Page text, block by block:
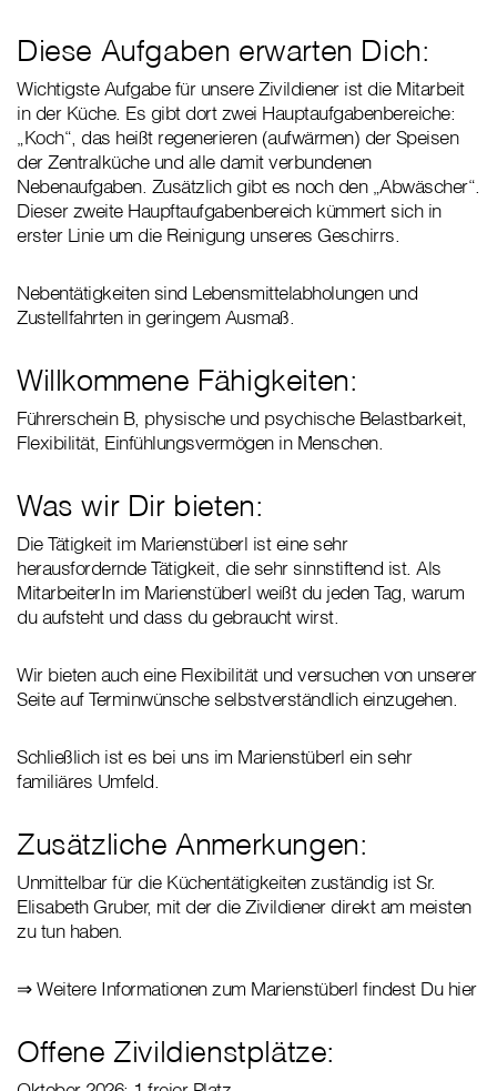
Diese Aufgaben erwarten Dich:
Wichtigste Aufgabe für unsere Zivildiener ist die Mitarbeit
in der Küche. Es gibt dort zwei Hauptaufgabenbereiche:
„Koch“, das heißt regenerieren (aufwärmen) der Speisen
der Zentralküche und alle damit verbundenen
Nebenaufgaben. Zusätzlich gibt es noch den „Abwäscher“.
Dieser zweite Haupftaufgabenbereich kümmert sich in
erster Linie um die Reinigung unseres Geschirrs.
Nebentätigkeiten sind Lebensmittelabholungen und
Zustellfahrten in geringem Ausmaß.
Willkommene Fähigkeiten:
Führerschein B, physische und psychische Belastbarkeit,
Flexibilität, Einfühlungsvermögen in Menschen.
Was wir Dir bieten:
Die Tätigkeit im Marienstüberl ist eine sehr
herausfordernde Tätigkeit, die sehr sinnstiftend ist. Als
MitarbeiterIn im Marienstüberl weißt du jeden Tag, warum
du aufsteht und dass du gebraucht wirst.
Wir bieten auch eine Flexibilität und versuchen von unserer
Seite auf Terminwünsche selbstverständlich einzugehen.
Schließlich ist es bei uns im Marienstüberl ein sehr
familiäres Umfeld.
Zusätzliche Anmerkungen:
Unmittelbar für die Küchentätigkeiten zuständig ist Sr.
Elisabeth Gruber, mit der die Zivildiener direkt am meisten
zu tun haben.
⇒ Weitere Informationen zum Marienstüberl findest Du hier
Offene Zivildienstplätze: